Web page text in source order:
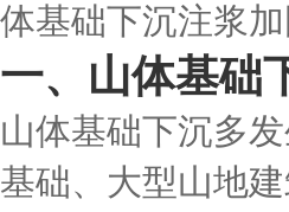
体基础下沉注浆
一、山体基础
山体基础下沉多
基础、大型山地